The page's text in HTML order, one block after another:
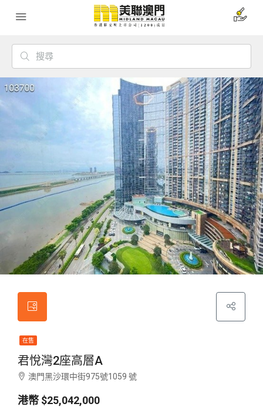
在售
君悅灣2座高層A
澳門黑沙環中街975號1059 號
$25,042,000